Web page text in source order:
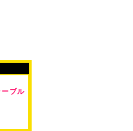
ブル